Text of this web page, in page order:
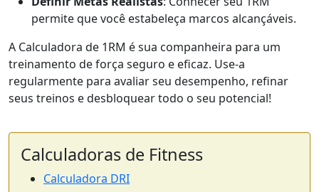
permite que você estabeleça marcos alcançáveis.
A Calculadora de 1RM é sua companheira para um
treinamento de força seguro e eficaz. Use-a
regularmente para avaliar seu desempenho, refinar
seus treinos e desbloquear todo o seu potencial!
Calculadoras de Fitness
Calculadora DRI